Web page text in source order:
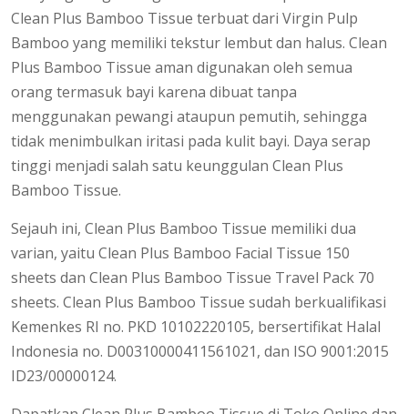
Clean Plus Bamboo Tissue terbuat dari Virgin Pulp
Bamboo yang memiliki tekstur lembut dan halus. Clean
Plus Bamboo Tissue aman digunakan oleh semua
orang termasuk bayi karena dibuat tanpa
menggunakan pewangi ataupun pemutih, sehingga
tidak menimbulkan iritasi pada kulit bayi. Daya serap
tinggi menjadi salah satu keunggulan Clean Plus
Bamboo Tissue.
Sejauh ini, Clean Plus Bamboo Tissue memiliki dua
varian, yaitu Clean Plus Bamboo Facial Tissue 150
sheets dan Clean Plus Bamboo Tissue Travel Pack 70
sheets. Clean Plus Bamboo Tissue sudah berkualifikasi
Kemenkes RI no. PKD 10102220105, bersertifikat Halal
Indonesia no. D00310000411561021, dan ISO 9001:2015
ID23/00000124.